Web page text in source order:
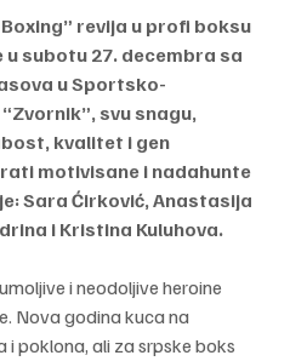
revija u profi boksu
u subotu 27. decembra sa
u Sportsko-
svu snagu,
kvalitet i gen
motivisane i nadahunte
Sara Ćirković, Anastasija
i Kristina Kuluhova.
i neodoljive heroine
Nova godina kuca na
poklona, ali za srpske boks